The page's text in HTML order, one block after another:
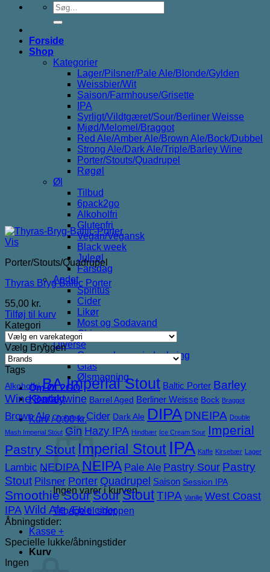
Søg
efter:
Forside
Shop
Kategorier
Lager/Pilsner/Pale Ale/Blonde/Gylden
Weissbier/Wit
Saison/Farmhouse/Grisette
IPA
Syrligt/Vildtgæret/Sour/Berliner Weisse
Mjød/Melomel/Braggot
Red Ale/Amber Ale/Brown Ale/Bock/Dubbel
Strong Ale/Dark Ale/Triple/Barley Wine
Porter/Stouts/Quadrupel
Røgøl
Øl
Tilbud
6pack2go
Alkoholfri
Glutenfri
Vegan/Vegansk
Black week
Juleøl
Farsdag
Andet
Spiritus
Cider
Likør
Most og Sodavand
Chips
Diverse
Gaveæsker og indpakning
Glas
Ølsmagning
Om ØL2GO
Kontakt
Kurv /0,00kr.
Ingen varer i kurven.
Tilbage til shoppen
Kasse +
Kurv
Vis
Porter/Stouts/Quadrupel
Thyras Bryg Baltic Porter
55,00 kr.
Tilføj til kurv
Kategori
Vælg Bryggeri
Tags
Alkoholfri BA Imperial Stout Baltic Porter Barley
Wine Barleywine Barrel Aged Berliner Weisse Bock Braggot
Brown Ale Chokolade Cider Dark Ale DIPA DNEIPA Double
Mash Imperial Stout Gin Hazy IPA Hindbær Ice Cream Sour Imperial
Pastry Stout Imperial Stout IPA Kaffe Kirsebær Lager
Lambic NEDIPA NEIPA Pale Ale Pastry Sour Pastry
Stout Pilsner Porter Quadrupel Saison Session IPA
Smoothie SourSourStoutTIPA Vanilje West Coast
IPAWild Ale Æble cider
Åbningstider:
Specielle lukke/åbningstider
Ingen